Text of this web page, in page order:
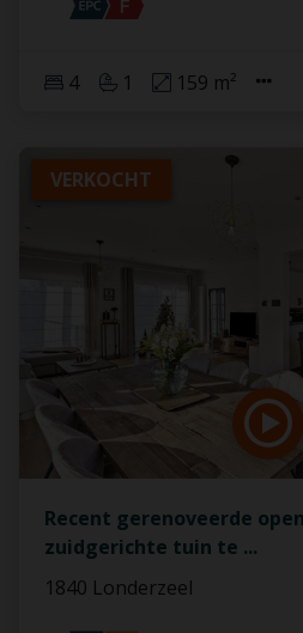
4 1 159 m²
VERKOCHT
Recent gerenoveerde
zuidgerichte tuin te ...
1840 Londerzeel